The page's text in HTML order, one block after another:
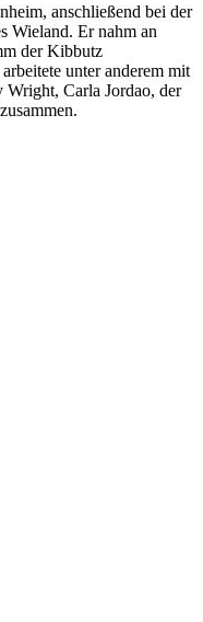
anschließend bei der
Wieland. Er nahm an
der Kibbutz
unter anderem mit
Carla Jordao, der